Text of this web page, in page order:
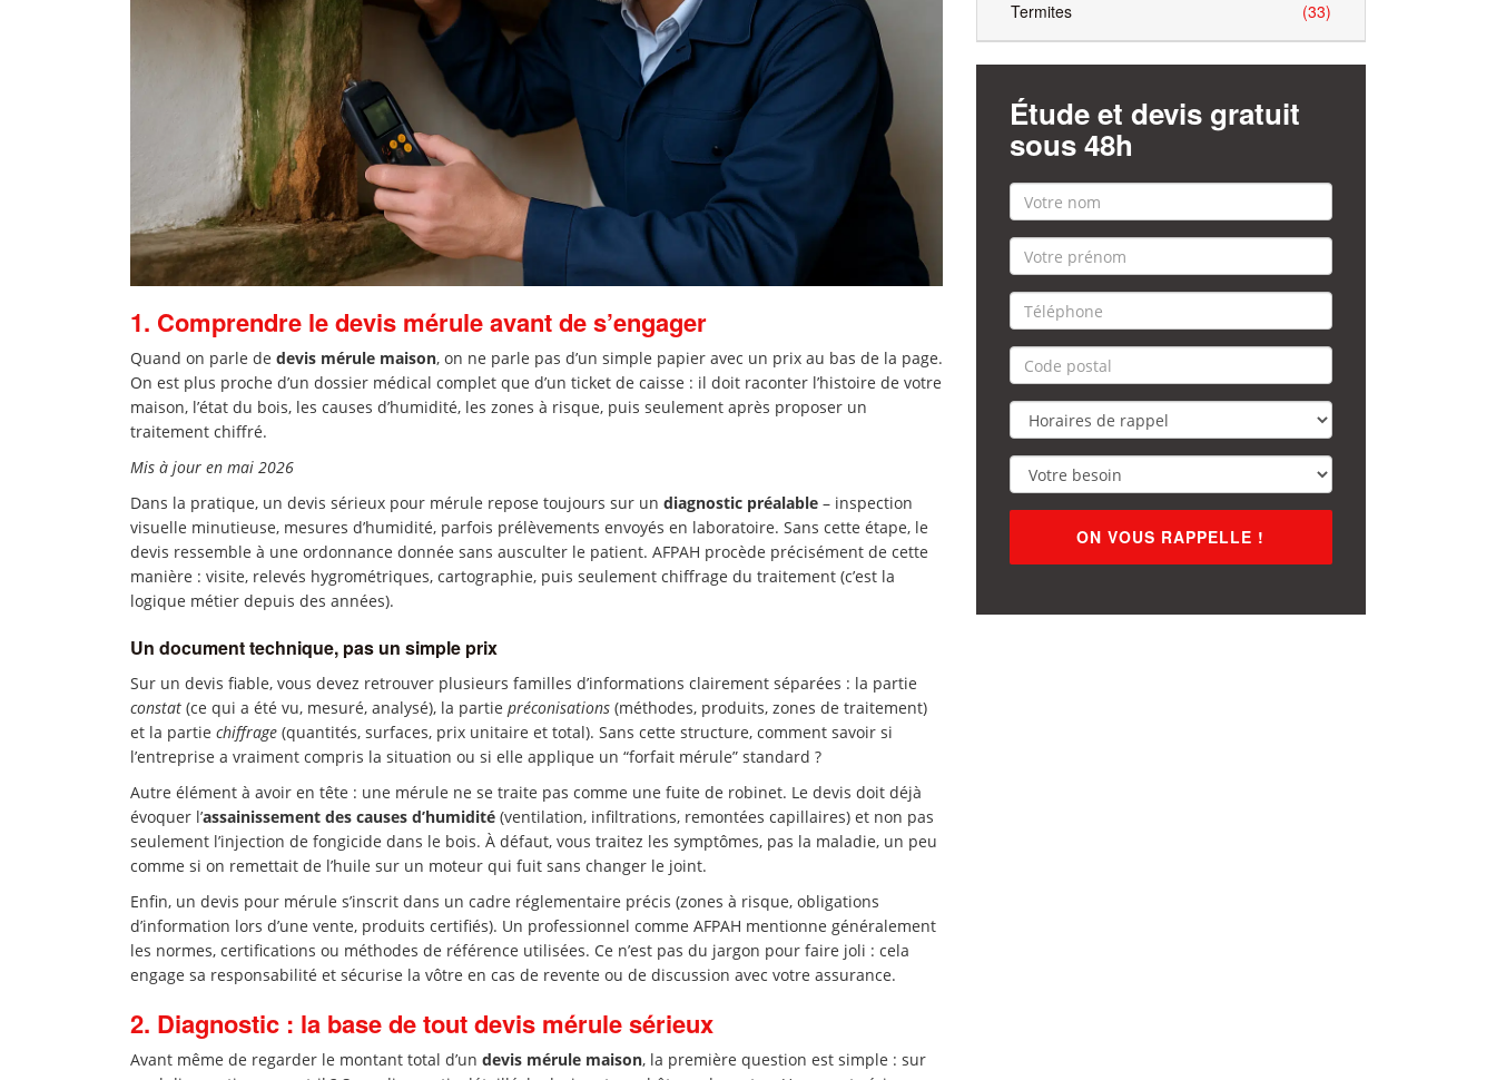
1. Comprendre le devis mérule avant de s’engager
Quand on parle de devis mérule maison, on ne parle pas d’un simple papier avec un prix au bas de la page.
On est plus proche d’un dossier médical complet que d’un ticket de caisse : il doit raconter l’histoire de votre
maison, l’état du bois, les causes d’humidité, les zones à risque, puis seulement après proposer un
traitement chiffré.
Mis à jour en mai 2026
Dans la pratique, un devis sérieux pour mérule repose toujours sur un diagnostic préalable – inspection
visuelle minutieuse, mesures d’humidité, parfois prélèvements envoyés en laboratoire. Sans cette étape, le
devis ressemble à une ordonnance donnée sans ausculter le patient. AFPAH procède précisément de cette
manière : visite, relevés hygrométriques, cartographie, puis seulement chiffrage du traitement (c’est la
logique métier depuis des années).
Un document technique, pas un simple prix
Sur un devis fiable, vous devez retrouver plusieurs familles d’informations clairement séparées : la partie
constat (ce qui a été vu, mesuré, analysé), la partie préconisations (méthodes, produits, zones de traitement)
et la partie chiffrage (quantités, surfaces, prix unitaire et total). Sans cette structure, comment savoir si
l’entreprise a vraiment compris la situation ou si elle applique un “forfait mérule” standard ?
Autre élément à avoir en tête : une mérule ne se traite pas comme une fuite de robinet. Le devis doit déjà
évoquer l’assainissement des causes d’humidité (ventilation, infiltrations, remontées capillaires) et non pas
seulement l’injection de fongicide dans le bois. À défaut, vous traitez les symptômes, pas la maladie, un peu
comme si on remettait de l’huile sur un moteur qui fuit sans changer le joint.
Enfin, un devis pour mérule s’inscrit dans un cadre réglementaire précis (zones à risque, obligations
d’information lors d’une vente, produits certifiés). Un professionnel comme AFPAH mentionne généralement
les normes, certifications ou méthodes de référence utilisées. Ce n’est pas du jargon pour faire joli : cela
engage sa responsabilité et sécurise la vôtre en cas de revente ou de discussion avec votre assurance.
2. Diagnostic : la base de tout devis mérule sérieux
Avant même de regarder le montant total d’un devis mérule maison, la première question est simple : sur
Termites (33)
Étude et devis gratuit
sous 48h